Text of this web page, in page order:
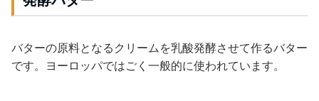
バターの原料となるクリームを乳酸発酵させて作るバター
です。ヨーロッパではごく一般的に使われています。